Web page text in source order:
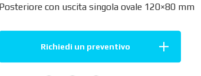
Posteriore con uscita singola ovale 120×80 mm
Richiedi un preventivo